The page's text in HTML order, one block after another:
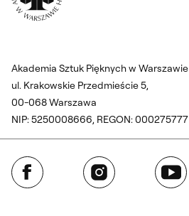
Akademia Sztuk Pięknych w Warszawie
ul. Krakowskie Przedmieście 5,
00-068 Warszawa
NIP: 5250008666, REGON: 000275777
Facebook Instagram YouTube